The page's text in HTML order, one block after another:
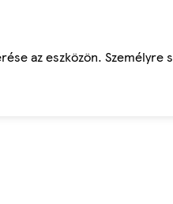
az eszközön.